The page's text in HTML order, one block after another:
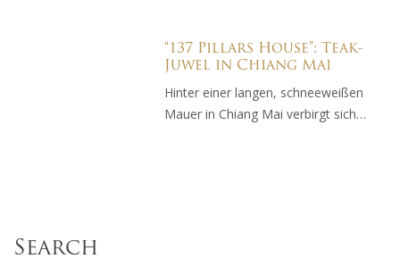
“137 Pillars House”: Teak-
Juwel in Chiang Mai
Hinter einer langen, schneeweißen
Mauer in Chiang Mai verbirgt sich…
Search